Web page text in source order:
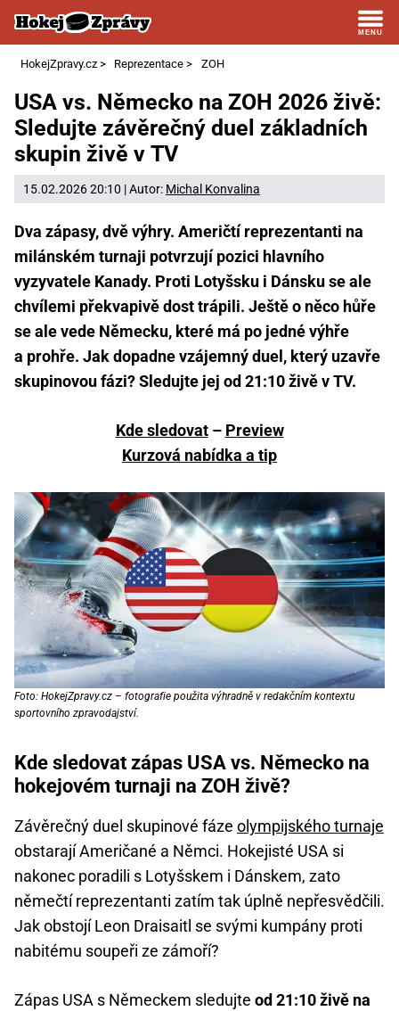
HokejZpravy.cz > Reprezentace > ZOH
USA vs. Německo na ZOH 2026 živě:
Sledujte závěrečný duel základních
skupin živě v TV
15.02.2026 20:10 | Autor: Michal Konvalina
Dva zápasy, dvě výhry. Američtí reprezentanti na
milánském turnaji potvrzují pozici hlavního
vyzyvatele Kanady. Proti Lotyšsku i Dánsku se ale
chvílemi překvapivě dost trápili. Ještě o něco hůře
se ale vede Německu, které má po jedné výhře
a prohře. Jak dopadne vzájemný duel, který uzavře
skupinovou fázi? Sledujte jej od 21:10 živě v TV.
Kde sledovat– Preview
Kurzová nabídka a tip
Foto: HokejZpravy.cz – fotografie použita výhradně v redakčním kontextu
sportovního zpravodajství.
Kde sledovat zápas USA vs. Německo na
hokejovém turnaji na ZOH živě?
Závěrečný duel skupinové fáze olympijského turnaje
obstarají Američané a Němci. Hokejisté USA si
nakonec poradili s Lotyšskem i Dánskem, zato
němečtí reprezentanti zatím tak úplně nepřesvědčili.
Jak obstojí Leon Draisaitl se svými kumpány proti
nabitému soupeři ze zámoří?
Zápas USA s Německem sledujte od 21:10 živě na